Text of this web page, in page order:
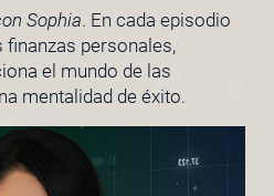
Sophia. En cada episodio
personales,
el mundo de las
mentalidad de éxito.